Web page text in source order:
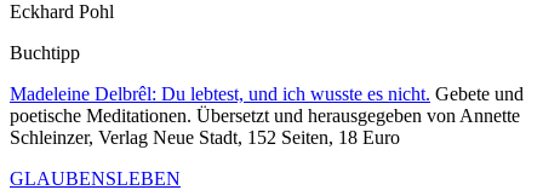
Eckhard Pohl
Buchtipp
Madeleine Delbrêl: Du lebtest, und ich wusste es nicht. Gebete und
poetische Meditationen. Übersetzt und herausgegeben von Annette
Schleinzer, Verlag Neue Stadt, 152 Seiten, 18 Euro
GLAUBENSLEBEN